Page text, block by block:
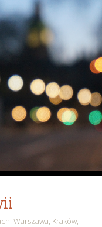
Warszawa, Kraków,